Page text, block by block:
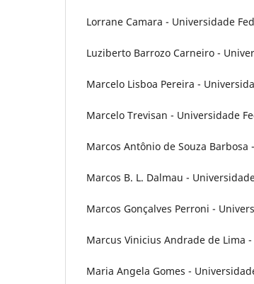
Lorrane Camara - Universidade
Luziberto Barrozo Carneiro -
Marcelo Lisboa Pereira -
Marcelo Trevisan - Universidade
Marcos Antônio de Souza
Marcos B. L. Dalmau -
Marcos Gonçalves Perroni -
Marcus Vinicius Andrade de Lima
Maria Angela Gomes -